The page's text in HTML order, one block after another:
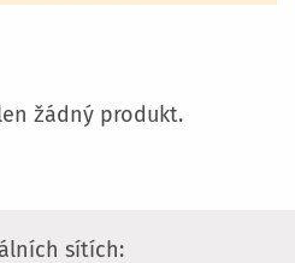
žádný produkt.
sítích: